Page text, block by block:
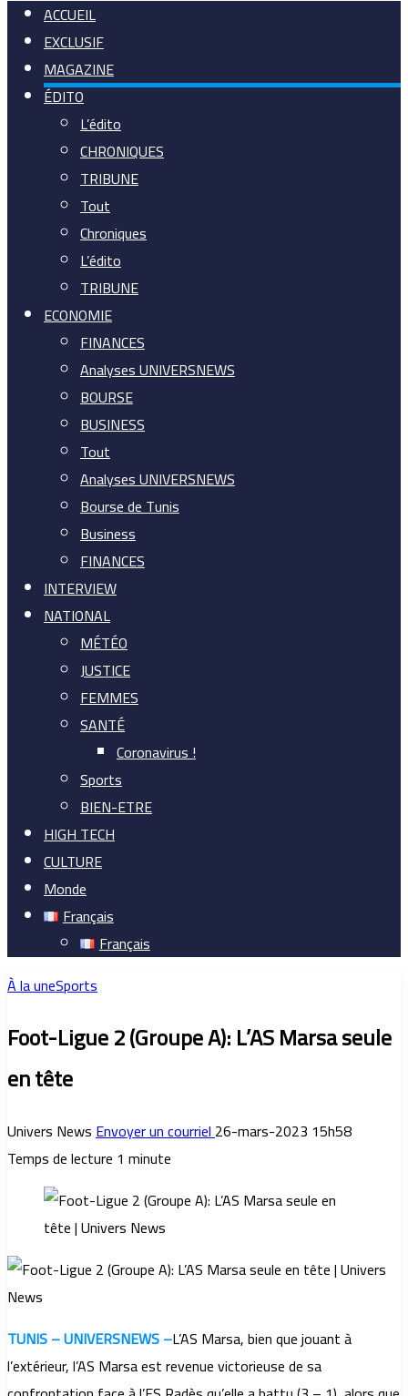
ACCUEIL
EXCLUSIF
MAGAZINE
ÉDITO
L’édito
CHRONIQUES
TRIBUNE
Tout
Chroniques
L’édito
TRIBUNE
ECONOMIE
FINANCES
Analyses UNIVERSNEWS
BOURSE
BUSINESS
Tout
Analyses UNIVERSNEWS
Bourse de Tunis
Business
FINANCES
INTERVIEW
NATIONAL
MÉTÉO
JUSTICE
FEMMES
SANTÉ
Coronavirus !
Sports
BIEN-ETRE
HIGH TECH
CULTURE
Monde
Français
Français
À la uneSports
Foot-Ligue 2 (Groupe A): L’AS Marsa seule
en tête
Univers NewsEnvoyer un courriel26-mars-2023 15h58
Temps de lecture 1 minute
TUNIS – UNIVERSNEWS –L’AS Marsa, bien que jouant à
l’extérieur, l’AS Marsa est revenue victorieuse de sa